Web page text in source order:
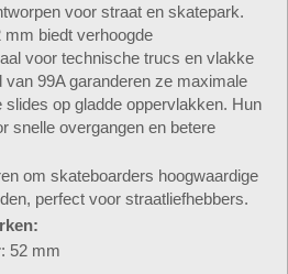
voor straat en skatepark.
biedt verhoogde
voor technische trucs en vlakke
99A garanderen ze maximale
slides op gladde oppervlakken. Hun
snelle overgangen en betere
om skateboarders hoogwaardige
perfect voor straatliefhebbers.
: 52 mm